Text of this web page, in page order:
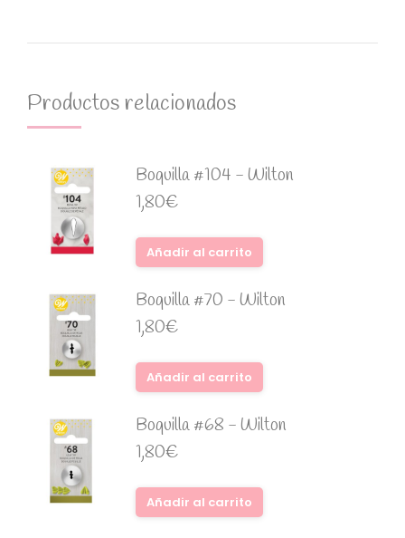
Productos relacionados
Boquilla #104 - Wilton
1,80€
Añadir al carrito
Boquilla #70 - Wilton
1,80€
Añadir al carrito
Boquilla #68 - Wilton
1,80€
Añadir al carrito